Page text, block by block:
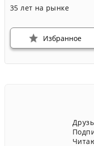
35 лет на рынке
Избранное